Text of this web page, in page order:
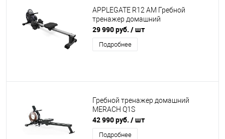
APPLEGATE R12 AM Гребной
тренажер домашний
29 990 руб. / шт
Подробнее
Гребной тренажер домашний
MERACH Q1S
42 990 руб. / шт
Подробнее